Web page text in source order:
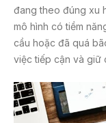
đang theo đúng xu
mô hình có tiềm
cầu hoặc đã quá
việc tiếp cận và giữ